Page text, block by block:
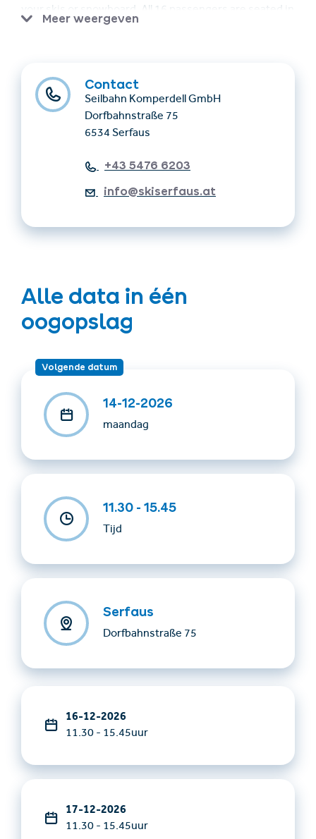
Contact
Seilbahn Komperdell GmbH
Dorfbahnstraße 75
6534 Serfaus
+43 5476 6203
info@skiserfaus.at
the direction of travel, which means that you have an
across the fantastic winter landscape from seats that
are more comfortable than ever before. Every Monday,
Wednesday and Thursday.
ATTENTION: The tour takes place in every weather
conditions! Please note that a table reservation at the
Meer weergeven
Alle data in één
oogopslag
Volgende datum
14-12-2026
maandag
11.30 - 15.45
Tijd
Serfaus
Dorfbahnstraße 75
16-12-2026
11.30 - 15.45uur
17-12-2026
11.30 - 15.45uur